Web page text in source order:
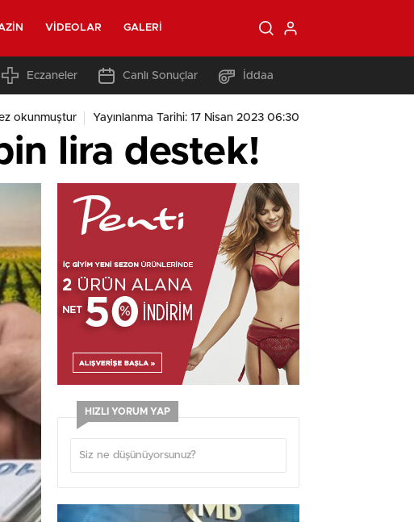
VIDEOLAR GALERI
Eczaneler Canlı Sonuçlar İddaa
okunmuştur Yayınlanma Tarihi: 17 Nisan 2023 06:30
lira destek!
HIZLI YORUM YAP